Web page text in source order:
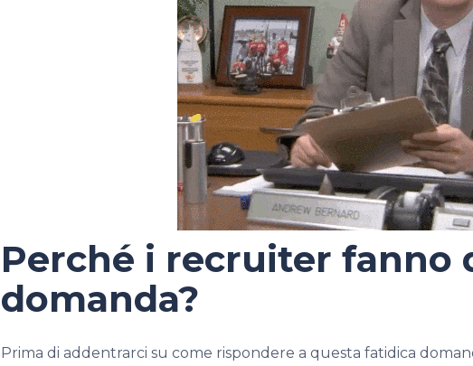
Perché i recruiter fanno
domanda?
Prima di addentrarci su come rispondere a questa fatidica